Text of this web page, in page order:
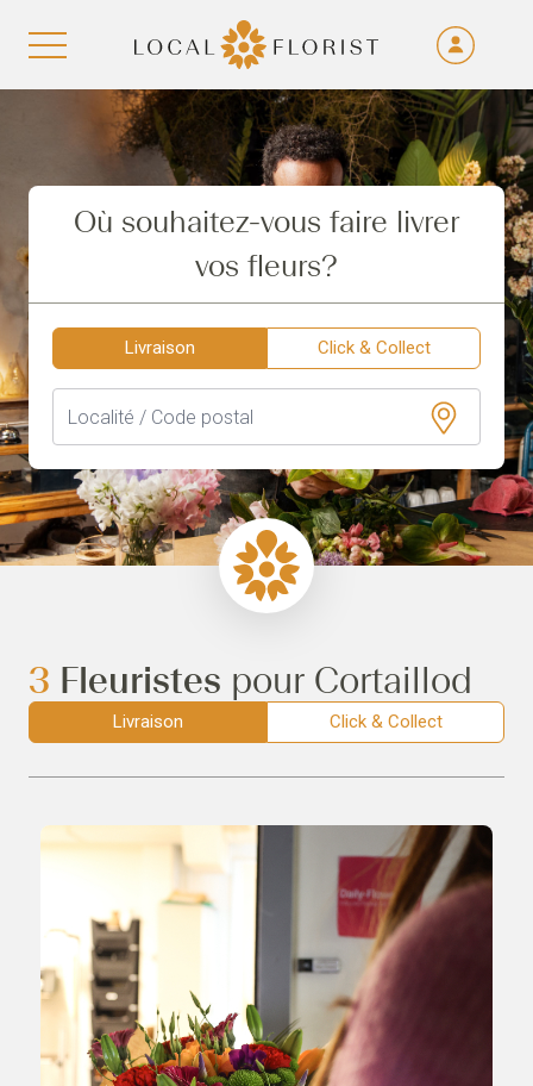
Aller au contenu
Où souhaitez-vous faire livrer
vos fleurs?
Livraison Click & Collect
3 Fleuristes pour Cortaillod
Livraison Click & Collect